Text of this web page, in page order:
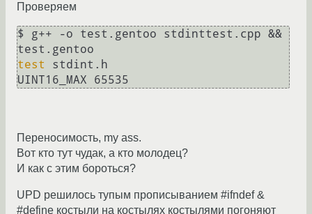
Проверяем
$ g++ -o test.gentoo stdinttest.cpp &&
test
stdint.h
Переносимость, my ass.
Вот кто тут чудак, а кто молодец?
И как с этим бороться?
UPD решилось тупым прописыванием #ifndef &
#define костыли на костылях костылями погоняют